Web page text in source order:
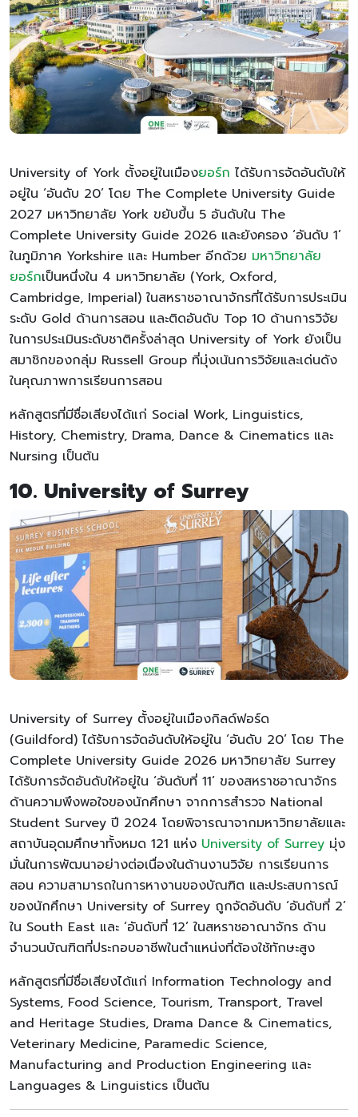
University of York ตั้งอยู่ในเมืองยอร์ก ได้รับการจัดอันดับให้
อยู่ใน ‘อันดับ 20’ โดย The Complete University Guide
2027 มหาวิทยาลัย York ขยับขึ้น 5 อันดับใน The
Complete University Guide 2026 และยังครอง ‘อันดับ 1’
ในภูมิภาค Yorkshire และ Humber อีกด้วย มหาวิทยาลัย
ยอร์กเป็นหนึ่งใน 4 มหาวิทยาลัย (York, Oxford,
Cambridge, Imperial) ในสหราชอาณาจักรที่ได้รับการประเมิน
ระดับ Gold ด้านการสอน และติดอันดับ Top 10 ด้านการวิจัย
ในการประเมินระดับชาติครั้งล่าสุด University of York ยังเป็น
สมาชิกของกลุ่ม Russell Group ที่มุ่งเน้นการวิจัยและเด่นดัง
ในคุณภาพการเรียนการสอน
หลักสูตรที่มีชื่อเสียงได้แก่ Social Work, Linguistics,
History, Chemistry, Drama, Dance & Cinematics และ
Nursing เป็นต้น
10. University of Surrey
University of Surrey ตั้งอยู่ในเมืองกิลด์ฟอร์ด
(Guildford) ได้รับการจัดอันดับให้อยู่ใน ‘อันดับ 20’ โดย The
Complete University Guide 2026 มหาวิทยาลัย Surrey
ได้รับการจัดอันดับให้อยู่ใน ‘อันดับที่ 11’ ของสหราชอาณาจักร
ด้านความพึงพอใจของนักศึกษา จากการสำรวจ National
Student Survey ปี 2024 โดยพิจารณาจากมหาวิทยาลัยและ
สถาบันอุดมศึกษาทั้งหมด 121 แห่ง University of Surrey มุ่ง
มั่นในการพัฒนาอย่างต่อเนื่องในด้านงานวิจัย การเรียนการ
สอน ความสามารถในการหางานของบัณฑิต และประสบการณ์
ของนักศึกษา University of Surrey ถูกจัดอันดับ ‘อันดับที่ 2’
ใน South East และ ‘อันดับที่ 12’ ในสหราชอาณาจักร ด้าน
จำนวนบัณฑิตที่ประกอบอาชีพในตำแหน่งที่ต้องใช้ทักษะสูง
หลักสูตรที่มีชื่อเสียงได้แก่ Information Technology and
Systems, Food Science, Tourism, Transport, Travel
and Heritage Studies, Drama Dance & Cinematics,
Veterinary Medicine, Paramedic Science,
Manufacturing and Production Engineering และ
Languages & Linguistics เป็นต้น